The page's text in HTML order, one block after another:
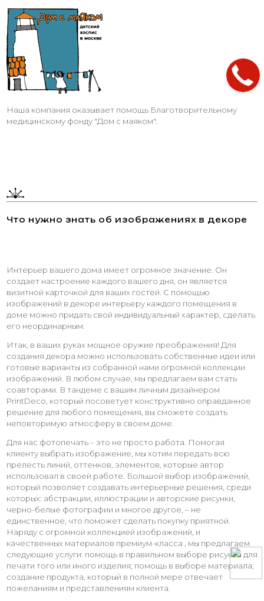
Наша компания оказывает помощь Благотворительному
медицинскому фонду "Дом с маяком".
Что нужно знать об изображениях в декоре
Интерьер вашего дома имеет огромное значение. Он
создает настроение каждого вашего дня, он является
визитной карточкой для ваших гостей. С помощью
изображений в декоре интерьеру каждого помещения в
доме можно придать свой индивидуальный характер, сделать
его неординарным.
Итак, в ваших руках мощное оружие преображения! Для
создания декора можно использовать собственные идеи или
готовые варианты из собранной нами огромной коллекции
изображений. В любом случае, мы предлагаем вам стать
соавторами. В тандеме с вашим личным дизайнером
PrintDeco, который посоветует конструктивно оправданное
решение для любого помещения, вы сможете создать
неповторимую атмосферу в своем доме.
Для нас фотопечать – это не просто работа. Помогая
клиенту выбрать изображение, мы хотим передать всю
прелесть линий, оттенков, элементов, которые автор
использовал в своей работе. Большой выбор изображений,
который позволяет создавать интерьерные решения, среди
которых: абстракции, иллюстрации и авторские рисунки,
черно-белые фотографии и многое другое, – не
единственное, что поможет сделать покупку приятной.
Наряду с огромной коллекцией изображений, и
качественных материалов премиум-класса , мы предлагаем
следующие услуги: помощь в правильном выборе рисунка для
печати того или иного изделия; помощь в выборе материала;
создание продукта, который в полной мере отвечает
пожеланиям и представлениям клиента.